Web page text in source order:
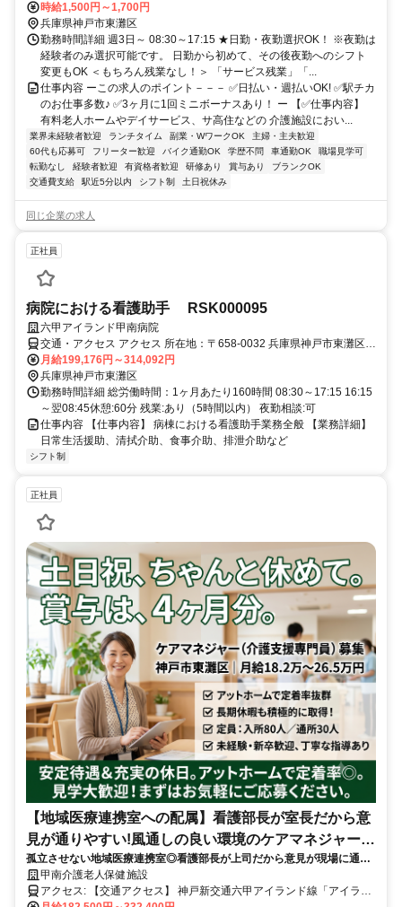
時給1,500円～1,700円
兵庫県神戸市東灘区
勤務時間詳細 週3日～ 08:30～17:15 ★日勤・夜勤選択OK！ ※夜勤は
経験者のみ選択可能です。 日勤から初めて、その後夜勤へのシフト
変更もOK ＜もちろん残業なし！＞ 「サービス残業」「...
仕事内容 ーこの求人のポイント－－－ ✅日払い・週払いOK! ✅駅チカ
のお仕事多数♪ ✅3ヶ月に1回ミニボーナスあり！ ー 【✅仕事内容】
有料老人ホームやデイサービス、サ高住などの 介護施設におい...
業界未経験者歓迎 ランチタイム 副業・WワークOK
主婦・主夫歓迎
60代も応募可
フリーター歓迎 バイク通勤OK 学歴不問 車通勤OK
職場見学可
転勤なし
経験者歓迎 有資格者歓迎 研修あり 賞与あり
ブランクOK
交通費支給
駅近5分以内 シフト制 土日祝休み
同じ企業の求人
正社員
病院における看護助手 RSK000095
六甲アイランド甲南病院
交通・アクセス アクセス 所在地：〒658-0032 兵庫県神戸市東灘区向
洋町中2丁目11 最寄駅：六甲アイランド線『アイランドセンター』駅
から徒歩2分
月給199,176円～314,092円
兵庫県神戸市東灘区
勤務時間詳細 総労働時間：1ヶ月あたり160時間 08:30～17:15 16:15
～翌08:45休憩:60分 残業:あり（5時間以内） 夜勤相談:可
仕事内容 【仕事内容】 病棟における看護助手業務全般 【業務詳細】
日常生活援助、清拭介助、食事介助、排泄介助など
シフト制
正社員
【地域医療連携室への配属】看護部長が室長だから意
見が通りやすい!風通しの良い環境のケアマネジャー
(介護支援専門員)
孤立させない地域医療連携室◎看護部長が上司だから意見が現場に通り
やすい老健ケアマネ風通し抜群✨
甲南介護老人保健施設
アクセス: 【交通アクセス】 神戸新交通六甲アイランド線「アイラン